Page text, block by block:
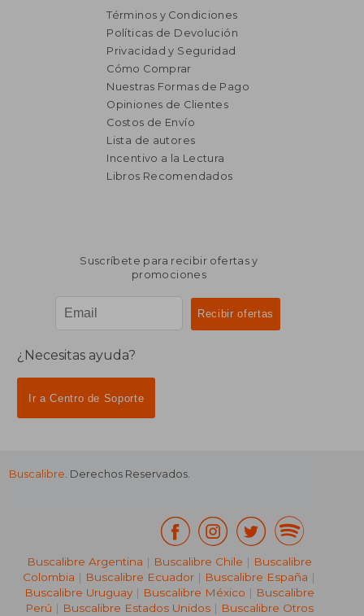
$ 1.200
Términos y Condiciones
Políticas de Devolución
Privacidad y Seguridad
Cómo Comprar
Nuestras Formas de Pago
Opiniones de Clientes
Costos de Envío
Lista de autores
Incentivo a la Lectura
Libros Recomendados
Suscríbete para recibir ofertas y
promociones
¿Necesitas ayuda?
Ir a Centro de Soporte
Buscalibre. Derechos Reservados.
Buscalibre Argentina | Buscalibre Chile | Buscalibre
Colombia | Buscalibre Ecuador | Buscalibre España |
Buscalibre Uruguay| Buscalibre México | Buscalibre
Perú | Buscalibre Estados Unidos| Buscalibre Otros